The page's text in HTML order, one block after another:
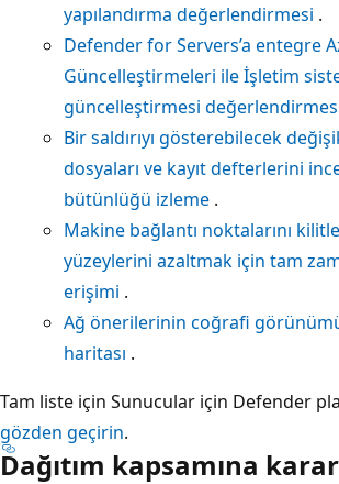
yapılandırma değerlendirmesi .
Defender for Servers’a entegre
Güncelleştirmeleri ile İşletim
güncelleştirmesi
Bir saldırıyı gösterebilecek
dosyaları ve kayıt defterlerini
bütünlüğü izleme .
Makine bağlantı noktalarını
yüzeylerini azaltmak için tam
erişimi .
Ağ önerilerinin coğrafi
haritası .
Tam liste için Sunucular için Defender
gözden geçirin.
Dağıtım kapsamına